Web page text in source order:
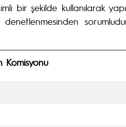
bir şekilde kullanılarak
Komisyonu